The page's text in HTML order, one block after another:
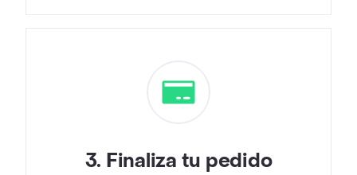
3. Finaliza tu pedido